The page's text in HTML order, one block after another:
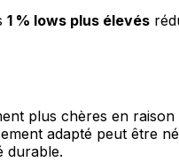
1 % lows plus élevés
plus chères en raison
adapté peut être
durable.